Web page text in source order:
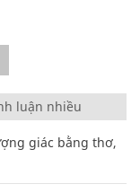
luận nhiều
giác bằng thơ,